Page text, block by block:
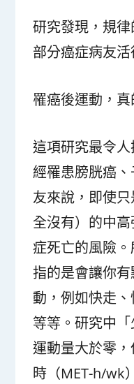
研究發現，規
部分癌症病友活
罹癌後運動，真
這項研究最令
經罹患膀胱癌
友來說，即使
全沒有）的中
症死亡的風險。
指的是會讓你
動，例如快走
等等。研究中
運動量大於零
時（MET-h/wk